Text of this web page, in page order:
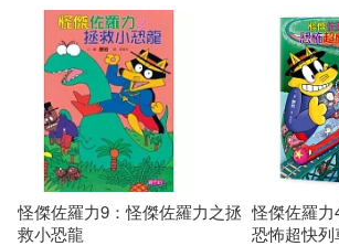
怪傑佐羅力9：怪傑佐羅力之拯
救小恐龍
怪傑佐羅
恐怖超快列